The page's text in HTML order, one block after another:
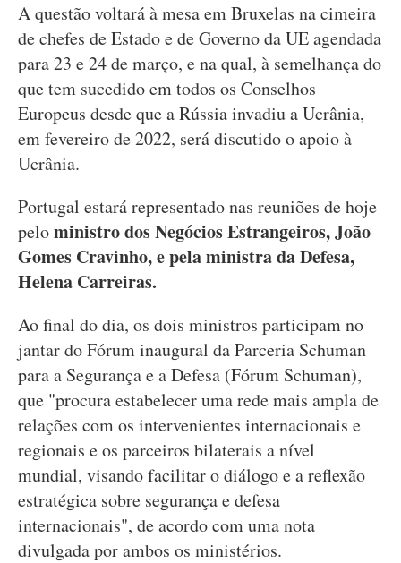
A questão voltará à mesa em Bruxelas na cimeira
de chefes de Estado e de Governo da UE agendada
para 23 e 24 de março, e na qual, à semelhança do
que tem sucedido em todos os Conselhos
Europeus desde que a Rússia invadiu a Ucrânia,
em fevereiro de 2022, será discutido o apoio à
Ucrânia.
Portugal estará representado nas reuniões de hoje
peloministro dos Negócios Estrangeiros, João
Gomes Cravinho, e pela ministra da Defesa,
Helena Carreiras.
Ao final do dia, os dois ministros participam no
jantar do Fórum inaugural da Parceria Schuman
para a Segurança e a Defesa (Fórum Schuman),
que "procura estabelecer uma rede mais ampla de
relações com os intervenientes internacionais e
regionais e os parceiros bilaterais a nível
mundial, visando facilitar o diálogo e a reflexão
estratégica sobre segurança e defesa
internacionais", de acordo com uma nota
divulgada por ambos os ministérios.